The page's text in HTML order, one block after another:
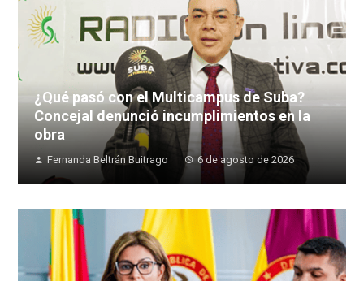
¿Qué pasó con el Multicampus de Suba?
Concejal denunció incumplimientos en la
obra
Fernanda Beltrán Buitrago 6 de agosto de 2026